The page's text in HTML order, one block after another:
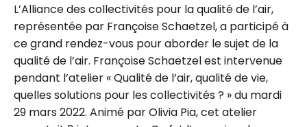
L’Alliance des collectivités pour la qualité de l’air,
représentée par Françoise Schaetzel, a participé à
ce grand rendez-vous pour aborder le sujet de la
qualité de l’air. Françoise Schaetzel est intervenue
pendant l’atelier « Qualité de l’air, qualité de vie,
quelles solutions pour les collectivités ? » du mardi
29 mars 2022. Animé par Olivia Pia, cet atelier